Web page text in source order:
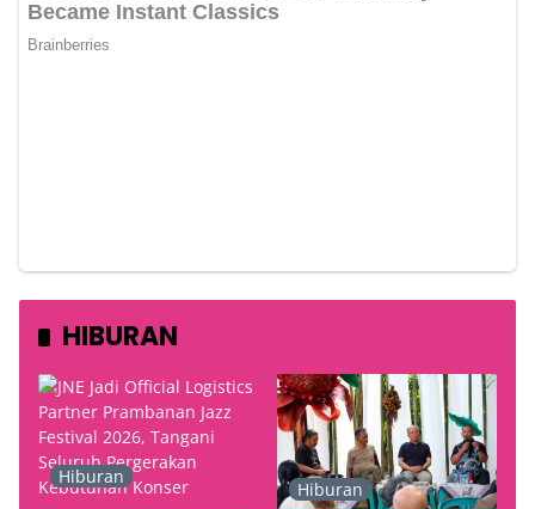
HIBURAN
Hiburan
Hiburan